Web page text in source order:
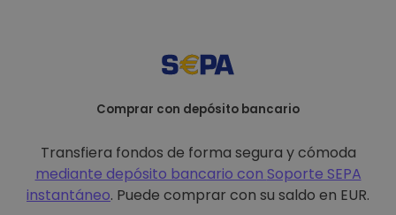
Comprar con depósito bancario
Transfiera fondos de forma segura y cómoda
mediante depósito bancario con Soporte SEPA
instantáneo. Puede comprar con su saldo en EUR.